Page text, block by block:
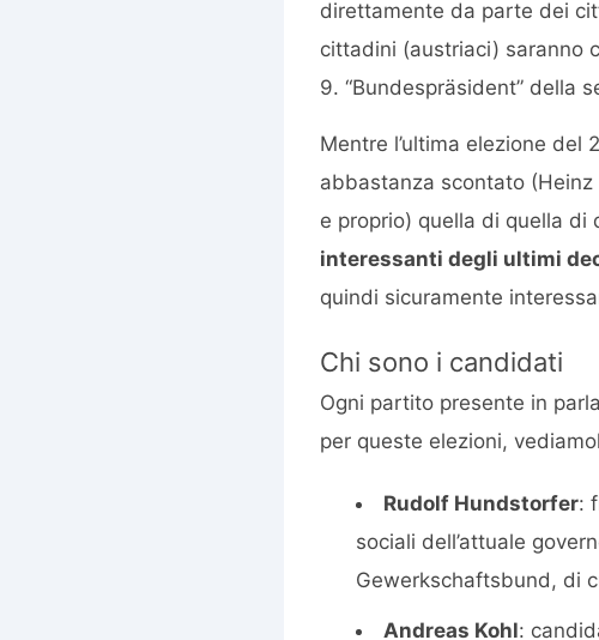
direttamente da parte dei
cittadini (austriaci) saranno
9. “Bundespräsident” della
Mentre l’ultima elezione del
abbastanza scontato
e proprio) quella di quella di
interessanti degli ultimi
quindi sicuramente
Chi sono i candidati
Ogni partito presente in
per queste elezioni,
Rudolf Hundstorfer:
sociali dell’attuale
Gewerkschaftsbund, di
Andreas Kohl: